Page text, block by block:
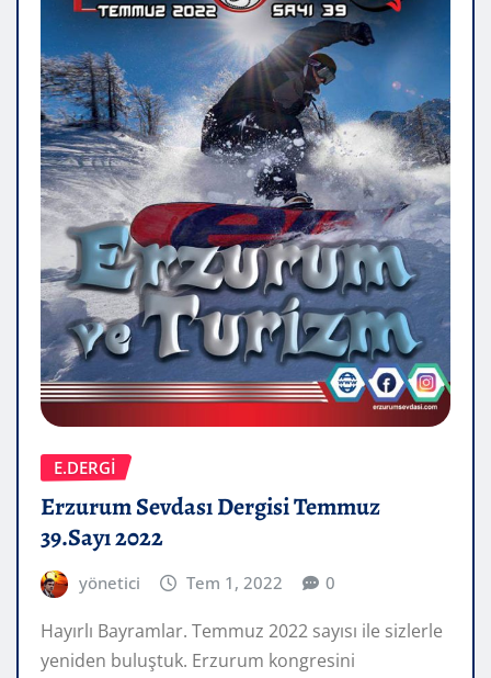
E.DERGİ
Erzurum Sevdası Dergisi Temmuz
39.Sayı 2022
yönetici Tem 1, 2022 0
Hayırlı Bayramlar. Temmuz 2022 sayısı ile sizlerle
yeniden buluştuk. Erzurum kongresini